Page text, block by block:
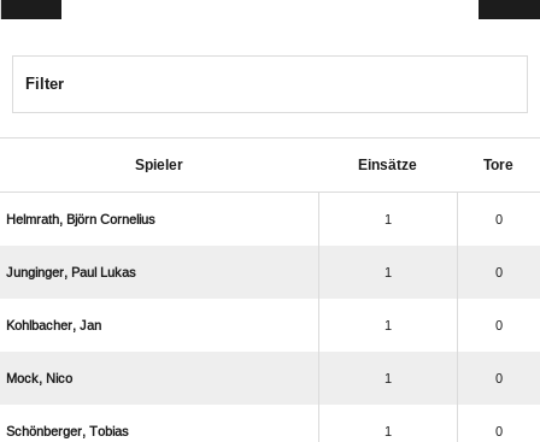
Filter
Spieler Einsätze Tore
   1 0
   1 0
  1 0
  1 0
  1 0